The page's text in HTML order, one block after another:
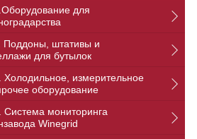
для
Поддоны, штативы и
для бутылок
Холодильное, измерительное
оборудование
Cистема мониторинга
Winegrid